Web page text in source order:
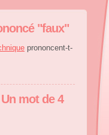
"faux"
prononcent-t-
mot de 4